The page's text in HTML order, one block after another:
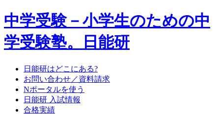
中学受験－小学生のための中
学受験塾。日能研
日能研はどこにある?
お問い合わせ／資料請求
Nポータルを使う
日能研 入試情報
合格実績